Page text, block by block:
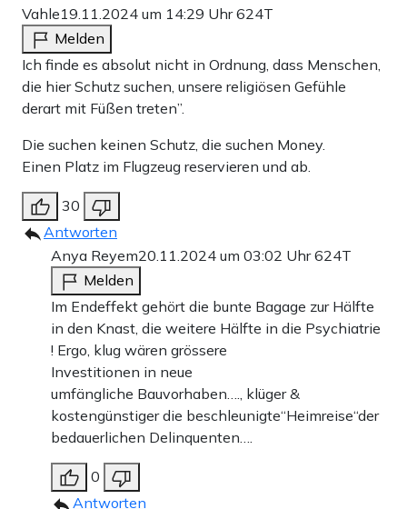
Vahle19.11.2024 um 14:29 Uhr624T
Melden
Ich finde es absolut nicht in Ordnung, dass Menschen,
die hier Schutz suchen, unsere religiösen Gefühle
derart mit Füßen treten”.
Die suchen keinen Schutz, die suchen Money.
Einen Platz im Flugzeug reservieren und ab.
30
Antworten
Anya Reyem20.11.2024 um 03:02 Uhr624T
Melden
Im Endeffekt gehört die bunte Bagage zur Hälfte
in den Knast, die weitere Hälfte in die Psychiatrie
! Ergo, klug wären grössere
Investitionen in neue
umfängliche Bauvorhaben…., klüger &
kostengünstiger die beschleunigte“Heimreise“der
bedauerlichen Delinquenten….
0
Antworten